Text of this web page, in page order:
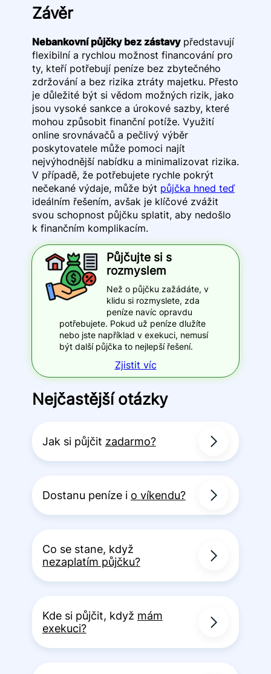
Závěr
Nebankovní půjčky bez zástavypředstavují
flexibilní a rychlou možnost financování pro
ty, kteří potřebují peníze bez zbytečného
zdržování a bez rizika ztráty majetku. Přesto
je důležité být si vědom možných rizik, jako
jsou vysoké sankce a úrokové sazby, které
mohou způsobit finanční potíže. Využití
online srovnávačů a pečlivý výběr
poskytovatele může pomoci najít
nejvýhodnější nabídku a minimalizovat rizika.
V případě, že potřebujete rychle pokrýt
nečekané výdaje, může být půjčka hned teď
ideálním řešením, avšak je klíčové zvážit
svou schopnost půjčku splatit, aby nedošlo
k finančním komplikacím.
Půjčujte si s
rozmyslem
Než o půjčku zažádáte, v
klidu si rozmyslete, zda
peníze navíc opravdu
potřebujete. Pokud už peníze dlužíte
nebo jste například v exekuci, nemusí
být další půjčka to nejlepší řešení.
Zjistit víc
Nejčastější otázky
Jak si půjčit zadarmo?
Dostanu peníze i o víkendu?
Co se stane, když
nezaplatím půjčku?
Kde si půjčit, když mám
exekuci?